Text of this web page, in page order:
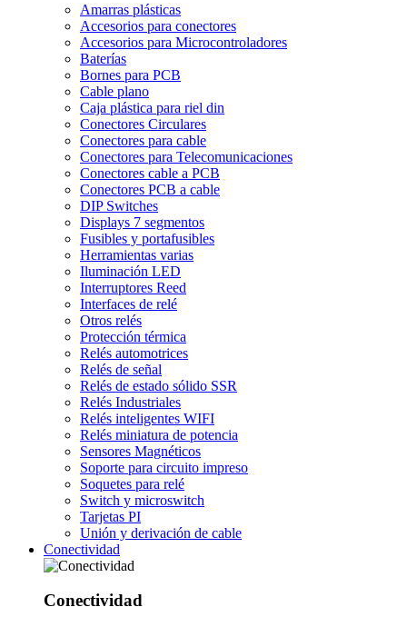
Amarras plásticas
Accesorios para conectores
Accesorios para Microcontroladores
Baterías
Bornes para PCB
Cable plano
Caja plástica para riel din
Conectores Circulares
Conectores para cable
Conectores para Telecomunicaciones
Conectores cable a PCB
Conectores PCB a cable
DIP Switches
Displays 7 segmentos
Fusibles y portafusibles
Herramientas varias
Iluminación LED
Interruptores Reed
Interfaces de relé
Otros relés
Protección térmica
Relés automotrices
Relés de señal
Relés de estado sólido SSR
Relés Industriales
Relés inteligentes WIFI
Relés miniatura de potencia
Sensores Magnéticos
Soporte para circuito impreso
Soquetes para relé
Switch y microswitch
Tarjetas PI
Unión y derivación de cable
Conectividad
Conectividad